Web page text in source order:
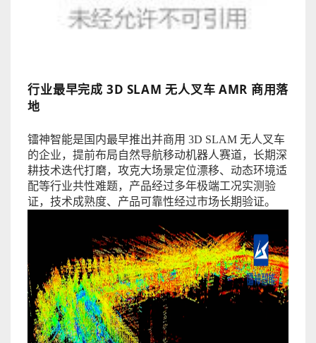
行业最早完成 3D SLAM 无人叉车 AMR 商用落
地
镭神智能是国内最早推出并商用 3D SLAM 无人叉车
的企业，提前布局自然导航移动机器人赛道，长期深
耕技术迭代打磨，攻克大场景定位漂移、动态环境适
配等行业共性难题，产品经过多年极端工况实测验
证，技术成熟度、产品可靠性经过市场长期验证。